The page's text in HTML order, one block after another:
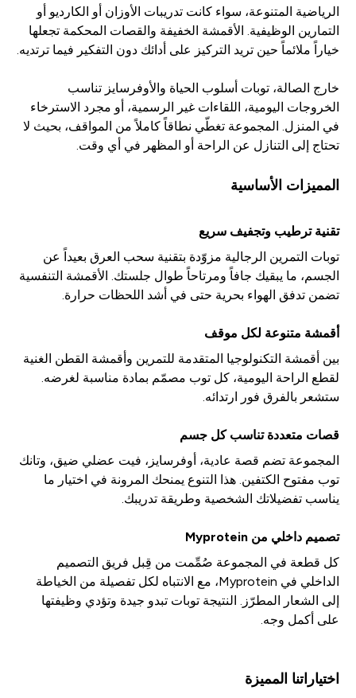
الرياضية المتنوعة، سواء كانت تدريبات الأوزان أو الكارديو أو
التمارين الوظيفية. الأقمشة الخفيفة والقصات المحكمة تجعلها
خياراً ملائماً حين تريد التركيز على أدائك دون التفكير فيما ترتديه.
خارج الصالة، توبات أسلوب الحياة والأوفرسايز تناسب
الخروجات اليومية، اللقاءات غير الرسمية، أو مجرد الاسترخاء
في المنزل. المجموعة تغطّي نطاقاً كاملاً من المواقف، بحيث لا
تحتاج إلى التنازل عن الراحة أو المظهر في أي وقت.
المميزات الأساسية
تقنية ترطيب وتجفيف سريع
توبات التمرين الرجالية مزوّدة بتقنية سحب العرق بعيداً عن
الجسم، ما يبقيك جافاً ومرتاحاً طوال جلستك. الأقمشة التنفسية
تضمن تدفق الهواء بحرية حتى في أشد اللحظات حرارة.
أقمشة متنوعة لكل موقف
بين أقمشة التكنولوجيا المتقدمة للتمرين وأقمشة القطن الغنية
لقطع الراحة اليومية، كل توب مصمّم بمادة مناسبة لغرضه.
ستشعر بالفرق فور ارتدائه.
قصات متعددة تناسب كل جسم
المجموعة تضم قصة عادية، أوفرسايز، فيت عضلي ضيق، وتانك
توب مفتوح الكتفين. هذا التنوع يمنحك المرونة في اختيار ما
يناسب تفضيلاتك الشخصية وطريقة تدريبك.
تصميم داخلي من Myprotein
كل قطعة في المجموعة صُمِّمت من قِبل فريق التصميم
الداخلي في Myprotein، مع الانتباه لكل تفصيلة من الخياطة
إلى الشعار المطرّز. النتيجة توبات تبدو جيدة وتؤدي وظيفتها
على أكمل وجه.
اختياراتنا المميزة